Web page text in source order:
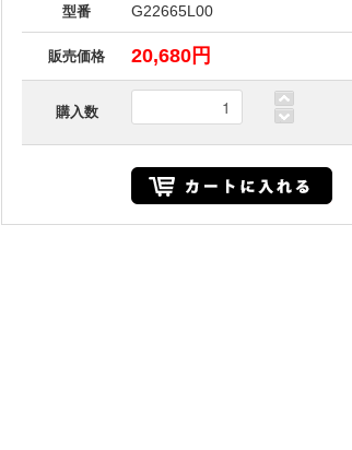
型番 G22665L00
販売価格 20,680円
購入数